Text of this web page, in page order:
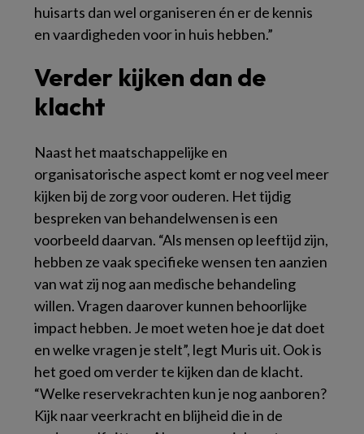
huisarts dan wel organiseren én er de kennis
en vaardigheden voor in huis hebben.”
Verder kijken dan de
klacht
Naast het maatschappelijke en
organisatorische aspect komt er nog veel meer
kijken bij de zorg voor ouderen. Het tijdig
bespreken van behandelwensen is een
voorbeeld daarvan. “Als mensen op leeftijd zijn,
hebben ze vaak specifieke wensen ten aanzien
van wat zij nog aan medische behandeling
willen. Vragen daarover kunnen behoorlijke
impact hebben. Je moet weten hoe je dat doet
en welke vragen je stelt”, legt Muris uit. Ook is
het goed om verder te kijken dan de klacht.
“Welke reservekrachten kun je nog aanboren?
Kijk naar veerkracht en blijheid die in de